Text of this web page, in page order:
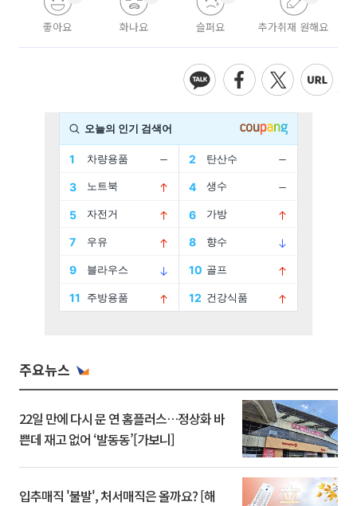
좋아요 화나요 슬퍼요 추가취재 원해요
주요뉴스
22일 만에 다시 문 연 홈플러스…정상화 바
쁜데 재고 없어 ‘발동동’[가보니]
입추매직 '불발', 처서매직은 올까요? [해